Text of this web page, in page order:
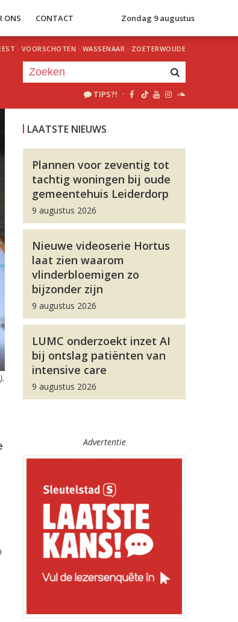
ONS CONTACT Zondag 9 augustus
· VOORSCHOTEN · WASSENAAR · ZOETERWOUDE
TIPS?! ·
LAATSTE NIEUWS
Plannen voor zeventig tot
tachtig woningen bij oude
gemeentehuis Leiderdorp
9 augustus 2026
Nieuwe videoserie Hortus
laat zien waarom
vlinderbloemigen zo
bijzonder zijn
9 augustus 2026
LUMC onderzoekt inzet AI
bij ontslag patiënten van
intensive care
9 augustus 2026
Advertentie